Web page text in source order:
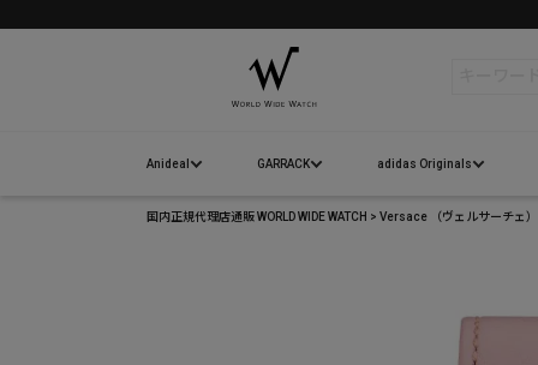
Anideal GARRACK adidas Originals
国内正規代理店通販 WORLD WIDE WATCH Versace （ヴェルサーチェ